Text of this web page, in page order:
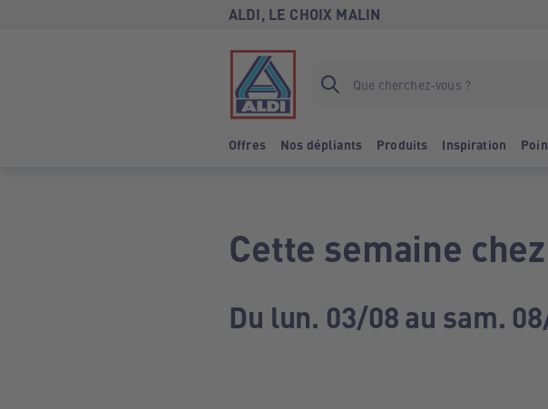
ALDI, LE CHOIX MALIN
Offres Nos dépliants Produits Inspiration
Cette semaine
Du lun. 03/08 au sam.